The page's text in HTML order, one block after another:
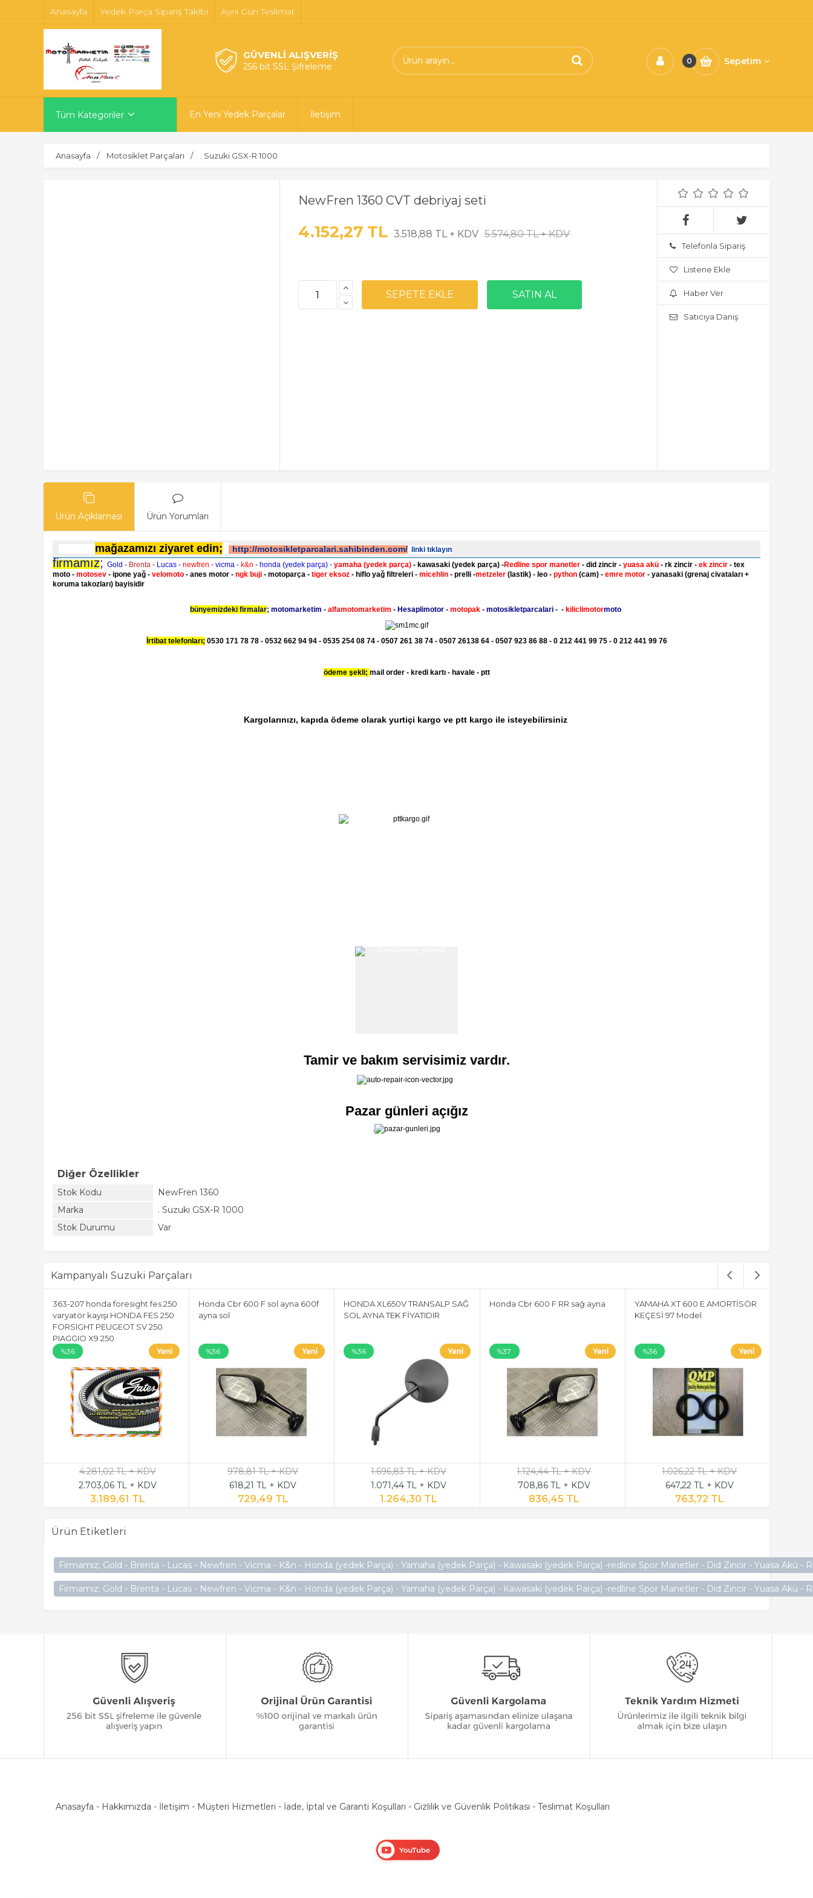
Anasayfa Yedek Parça Sipariş Takibi Ayni Gün Teslimat
GÜVENLİ ALIŞVERİŞ
256 bit SSL Şifreleme
0 Sepetim
Tüm Kategoriler En Yeni Yedek Parçalar İletişim
Anasayfa Motosiklet Parçaları . Suzuki GSX-R 1000
NewFren 1360 CVT debriyaj seti
4.152,27 TL 3.518,88 TL + KDV 5.574,80 TL + KDV
Telefonla Sipariş
Listene Ekle
Haber Ver
Satıcıya Danış
Ürün Açıklaması Ürün Yorumları
mağazamızı ziyaret edin; http://motosikletparcalari.sahibinden.com/ linki tıklayın
firmamız; Gold - Brenta - Lucas - newfren - vicma - k&n - honda (yedek parça) - yamaha (yedek parça) - kawasaki (yedek parça) -Redline spor manetler - did zincir - yuasa akü - rk zincir - ek zincir - tex
moto - motosev - ipone yağ - velomoto - anes motor - ngk buji - motoparça - tiger eksoz - hiflo yağ filtreleri - micehlin - prelli -metzeler (lastik) - leo - python (cam) - emre motor - yanasaki (grenaj civataları +
koruma takozları) bayisidir
bünyemizdeki firmalar; motomarketim - alfamotomarketim - Hesaplimotor - motopak - motosikletparcalari - - kiliclimotormoto
İrtibat telefonları; 0530 171 78 78 - 0532 662 94 94 - 0535 254 08 74 - 0507 261 38 74 - 0507 26138 64 - 0507 923 86 88 - 0 212 441 99 75 - 0 212 441 99 76
ödeme şekli; mail order - kredi kartı - havale - ptt
Kargolarınızı, kapıda ödeme olarak yurtiçi kargo ve ptt kargo ile isteyebilirsiniz
Tamir ve bakım servisimiz vardır.
Pazar günleri açığız
.
Diğer Özellikler
Stok Kodu
NewFren 1360
Marka
. Suzuki GSX-R 1000
Stok Durumu
Var
Kampanyalı Suzuki Parçaları
363-207 honda foresight fes 250
varyatör kayışı HONDA FES 250
FORSIGHT PEUGEOT SV 250
PIAGGIO X9 250
%36
4.281,02 TL + KDV
2.703,06 TL + KDV
3.189,61 TL
Honda Cbr 600 F sol ayna 600f
ayna sol
%36
978,81 TL + KDV
618,21 TL + KDV
729,49 TL
HONDA XL650V TRANSALP SAĞ
SOL AYNA TEK FİYATIDIR
%36
1.696,83 TL + KDV
1.071,44 TL + KDV
1.264,30 TL
Honda Cbr 600 F RR sağ ayna
%37
1.124,44 TL + KDV
708,86 TL + KDV
836,45 TL
YAMAHA XT 600 E AMORTİSÖR
KEÇESİ 97 Model
%36
1.026,22 TL + KDV
647,22 TL + KDV
763,72 TL
Ürün Etiketleri
Firmamız; Gold - Brenta - Lucas - Newfren - Vicma - K&n - Honda (yedek Parça) - Yamaha (yedek Parça) - Kawasaki (yedek Parça) -redline Spor Manetler - Did Zincir - Yuasa Akü
Firmamız; Gold - Brenta - Lucas - Newfren - Vicma - K&n - Honda (yedek Parça) - Yamaha (yedek Parça) - Kawasaki (yedek Parça) -redline Spor Manetler - Did Zincir - Yuasa Akü
Anasayfa - Hakkımızda - İletişim - Müşteri Hizmetleri - İade, İptal ve Garanti Koşulları - Gizlilik ve Güvenlik Politikası - Teslimat Koşulları